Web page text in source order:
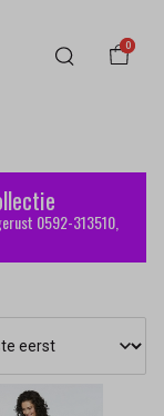
0
0592-313510,